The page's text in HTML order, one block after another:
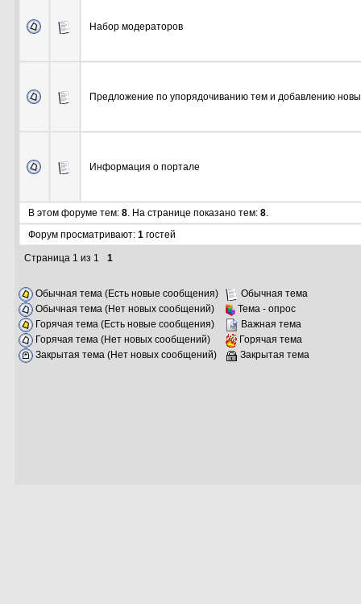
Набор модераторов
Предложение по упорядочиванию тем и добавлению
Информация о портале
В этом форуме тем: 8. На странице показано тем: 8.
Форум просматривают: 1гостей
Страница 1 из 1 1
Обычная тема (Есть новые сообщения)
Обычная тема
Обычная тема (Нет новых сообщений)
Тема - опрос
Горячая тема (Есть новые сообщения)
Важная тема
Горячая тема (Нет новых сообщений)
Горячая тема
Закрытая тема (Нет новых сообщений)
Закрытая тема